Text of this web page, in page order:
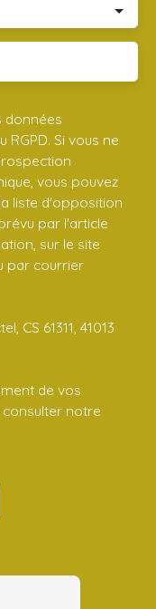
données
Si vous ne
vous pouvez
liste d'opposition
par l'article
sur le site
par courrier
CS 61311, 41013
de vos
notre